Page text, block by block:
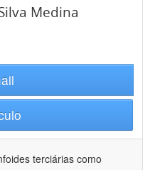
Medina
terciárias como